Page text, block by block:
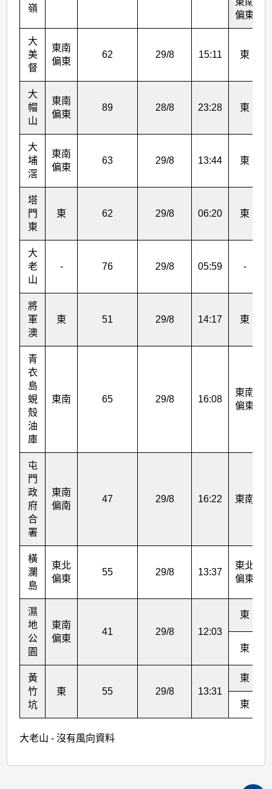
嶺
偏東
大
美
督
東南
偏東
62 29/8 15:11 東
大
帽
山
東南
偏東
89 28/8 23:28 東
大
埔
滘
東南
偏東
63 29/8 13:44 東
塔
門
東
東 62 29/8 06:20 東
大
老
山
- 76 29/8 05:59 -
將
軍
澳
東 51 29/8 14:17 東
青
衣
島
蜆
殼
油
庫
東南 65 29/8 16:08
東南
偏東
屯
門
政
府
合
署
東南
偏南
47 29/8 16:22 東南
橫
瀾
島
東北
偏東
55 29/8 13:37
東北
偏東
濕
地
公
園
東南
偏東
41 29/8 12:03
東
東
黃
竹
坑
東 55 29/8 13:31
東
東
大老山 - 沒有風向資料